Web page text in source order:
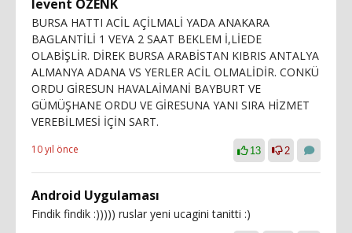
levent ÖZENK
BURSA HATTI ACİL AÇİLMALİ YADA ANAKARA
BAGLANTİLİ 1 VEYA 2 SAAT BEKLEM İ,LİEDE
OLABİŞLİR. DİREK BURSA ARABİSTAN KIBRIS ANTALYA
ALMANYA ADANA VS YERLER ACİL OLMALİDİR. CONKÜ
ORDU GİRESUN HAVALAİMANİ BAYBURT VE
GÜMÜŞHANE ORDU VE GİRESUNA YANI SIRA HİZMET
VEREBİLMESİ İÇİN SART.
10 yıl önce 13 2
Android Uygulaması
Findik findik :))))) ruslar yeni ucagini tanitti :)